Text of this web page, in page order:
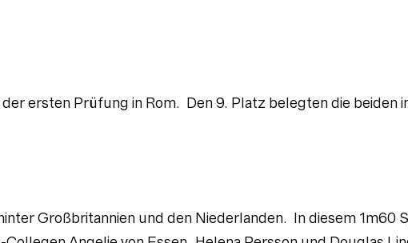
ersten Prüfung in Rom. Den 9. Platz belegten die beiden
Großbritannien und den Niederlanden. In diesem 1m60